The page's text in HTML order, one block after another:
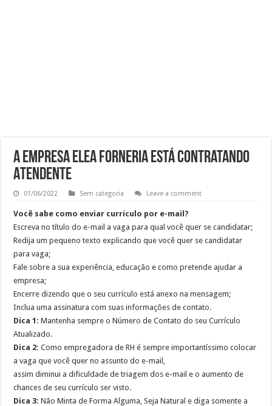
A Empresa ELEA Forneria está contratando
ATENDENTE
01/06/2022 Sem categoria Leave a comment
Você sabe como enviar currículo por e-mail?
Escreva no título do e-mail a vaga para qual você quer se candidatar;
Redija um pequeno texto explicando que você quer se candidatar
para vaga;
Fale sobre a sua experiência, educação e como pretende ajudar a
empresa;
Encerre dizendo que o seu currículo está anexo na mensagem;
Inclua uma assinatura com suas informações de contato.
Dica 1: Mantenha sempre o Número de Contato do seu Currículo
Atualizado.
Dica 2: Como empregadora de RH é sempre importantíssimo colocar
a vaga que você quer no assunto do e-mail,
assim diminui a dificuldade de triagem dos e-mail e o aumento de
chances de seu currículo ser visto.
Dica 3: Não Minta de Forma Alguma, Seja Natural e diga somente a